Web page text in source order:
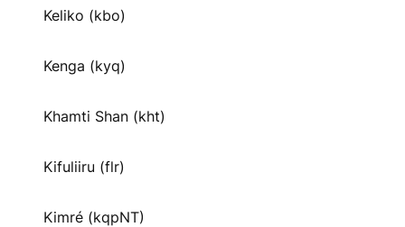
Keliko (kbo)
Kenga (kyq)
Khamti Shan (kht)
Kifuliiru (flr)
Kimré (kqpNT)